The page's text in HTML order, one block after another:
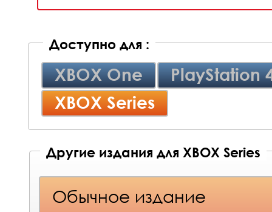
Доступно для :
XBOX One
PlayStation
XBOX Series
Другие издания для XBOX Series
Обычное издание